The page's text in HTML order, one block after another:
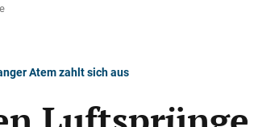
Atem zahlt sich aus